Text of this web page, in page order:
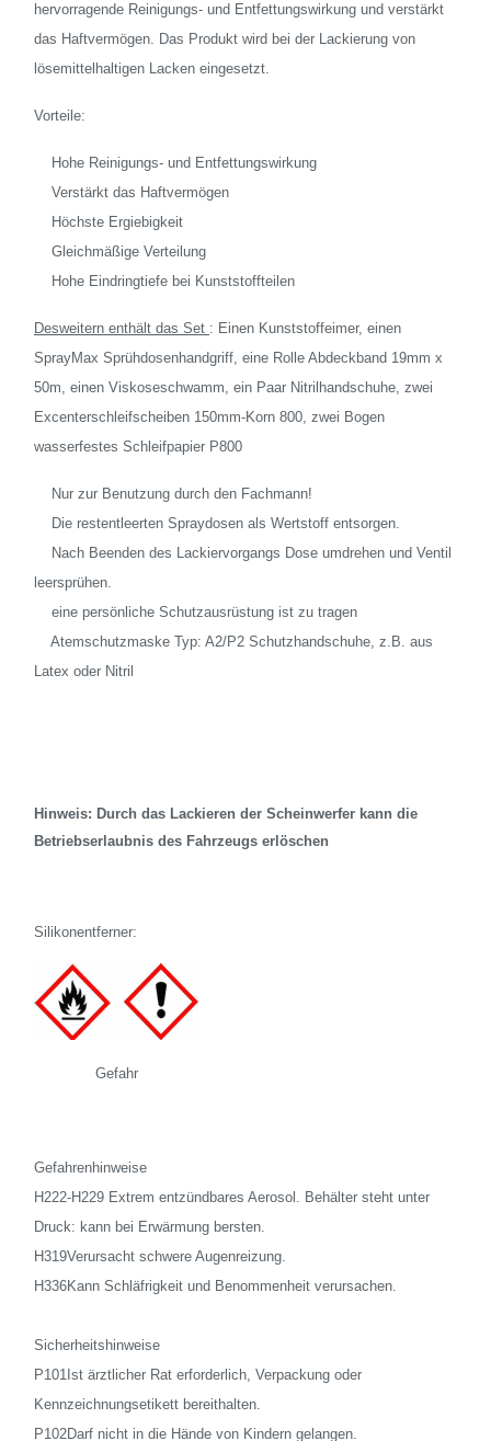
hervorragende Reinigungs- und Entfettungswirkung und verstärkt
das Haftvermögen. Das Produkt wird bei der Lackierung von
lösemittelhaltigen Lacken eingesetzt.
Vorteile:
Hohe Reinigungs- und Entfettungswirkung
Verstärkt das Haftvermögen
Höchste Ergiebigkeit
Gleichmäßige Verteilung
Hohe Eindringtiefe bei Kunststoffteilen
Desweitern enthält das Set : Einen Kunststoffeimer, einen
SprayMax Sprühdosenhandgriff, eine Rolle Abdeckband 19mm x
50m, einen Viskoseschwamm, ein Paar Nitrilhandschuhe, zwei
Excenterschleifscheiben 150mm-Korn 800, zwei Bogen
wasserfestes Schleifpapier P800
Nur zur Benutzung durch den Fachmann!
Die restentleerten Spraydosen als Wertstoff entsorgen.
Nach Beenden des Lackiervorgangs Dose umdrehen und Ventil
leersprühen.
eine persönliche Schutzausrüstung ist zu tragen
Atemschutzmaske Typ: A2/P2 Schutzhandschuhe, z.B. aus
Latex oder Nitril
Hinweis: Durch das Lackieren der Scheinwerfer kann die
Betriebserlaubnis des Fahrzeugs erlöschen
Silikonentferner:
Gefahr
Gefahrenhinweise
H222-H229 Extrem entzündbares Aerosol. Behälter steht unter
Druck: kann bei Erwärmung bersten.
H319Verursacht schwere Augenreizung.
H336Kann Schläfrigkeit und Benommenheit verursachen.
Sicherheitshinweise
P101Ist ärztlicher Rat erforderlich, Verpackung oder
Kennzeichnungsetikett bereithalten.
P102Darf nicht in die Hände von Kindern gelangen.